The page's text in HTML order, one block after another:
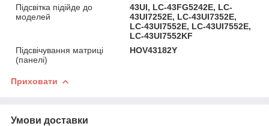
Підсвітка підійде до
моделей
43UI, LC-43FG5242E, LC-
43UI7252E, LC-43UI7352E,
LC-43UI7552E, LC-43UI7552E,
LC-43UI7552KF
Підсвічування матриці
(панелі)
HOV43182Y
Приховати
Умови доставки